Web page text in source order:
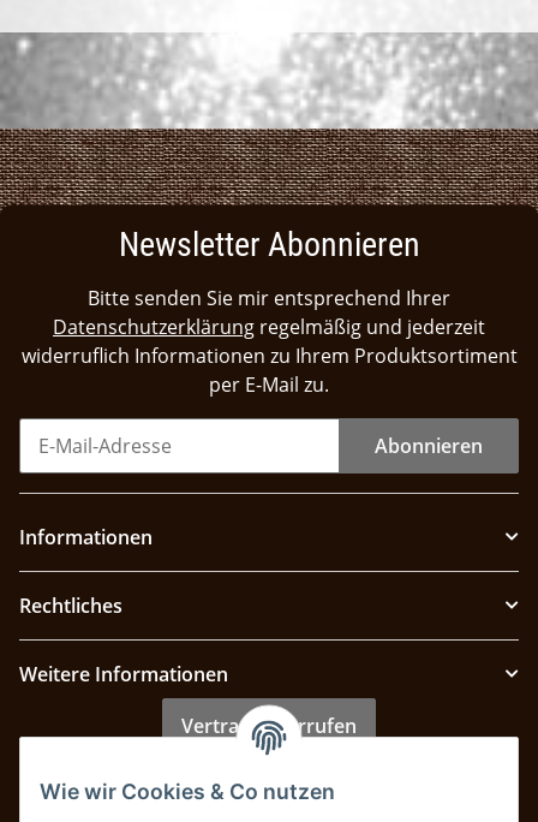
Newsletter Abonnieren
Bitte senden Sie mir entsprechend Ihrer
Datenschutzerklärung regelmäßig und jederzeit
widerruflich Informationen zu Ihrem Produktsortiment
per E-Mail zu.
Abonnieren
Informationen
Rechtliches
Weitere Informationen
Vertrag widerrufen
Zahlung & Versand
Wie wir Cookies & Co nutzen